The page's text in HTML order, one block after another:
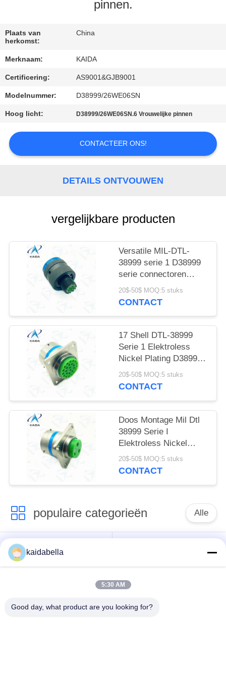
GEVALLEN
VRAAG
EEN
OFFERTE
SITEMAP
PRIVACYBELEID
pinnen.
Plaats van
herkomst:
China
Merknaam: KAIDA
Certificering: AS9001&GJB9001
Modelnummer: D38999/26WE06SN
Hoog licht: D38999/26WE06SN.6 Vrouwelijke pinnen
CONTACTEER ONS!
DETAILS ONTVOUWEN
vergelijkbare producten
Versatile MIL-DTL-
38999 serie 1 D38999
serie connectoren
Cadmium 6 mannelijke
pinnen
20$-50$ MOQ:5 stuks
CONTACT
17 Shell DTL-38999
Serie 1 Elektroless
Nickel Plating D38999
Connector
20$-50$ MOQ:5 stuks
CONTACT
Doos Montage Mil Dtl
38999 Serie I
Elektroless Nickel
Shell Mil Dtl 38999m.
20$-50$ MOQ:5 stuks
CONTACT
populaire categorieën Alle
Voor de toepassing
van deze verordening
geldt de volgende
MIL-DTL-26482 Serie
Circulaire elektrische
MIL-DTL-83513
kaidabella
5:30 AM
Good day, what product are you looking for?